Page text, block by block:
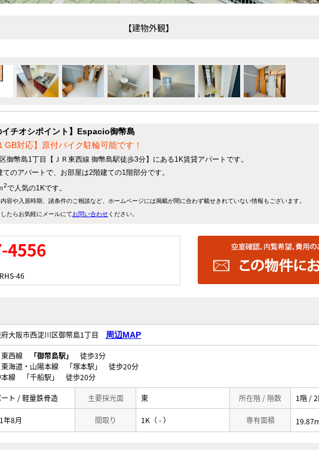
【建物外観】
イチオシポイント】Espacio御幣島
GB対応】原付バイク駐輪可能です！
御幣島1丁目【ＪＲ東西線 御幣島駅徒歩3分】にある1K賃貸アパートです。
のアパートで、お部屋は2階建ての1階部分です。
2で人気の1Kです。
容や入居時期、諸条件のご相談など、ホームページには掲載が間に合わず載せきれていない情報もございます。
たらお気軽にメールにてお問い合わせください。
4556
46
大阪市西淀川区御幣島1丁目 周辺MAP
東西線 「御幣島駅」
徒歩3分
東海道・山陽本線 「塚本駅」 徒歩20分
本線 「千船駅」 徒歩20分
ト / 軽量鉄骨造 主要採光面 東 所在階 / 階数 1階 /
年8月 間取り 1K（ - ） 専有面積 19.87